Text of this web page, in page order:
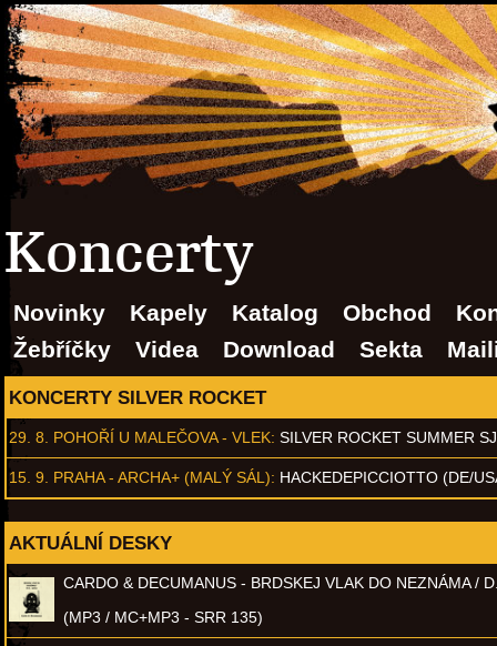
Koncerty
Novinky Kapely Katalog Obchod
Žebříčky
Videa Download Sekta
KONCERTY SILVER ROCKET
29. 8. POHOŘÍ U MALEČOVA - VLEK: SILVER ROCKET SUMMER
15. 9. PRAHA - ARCHA+ (MALÝ SÁL): HACKEDEPICCIOTTO (DE/
AKTUÁLNÍ DESKY
CARDO & DECUMANUS - BRDSKEJ VLAK DO NEZNÁMA /
(MP3 / MC+MP3 - SRR 135)